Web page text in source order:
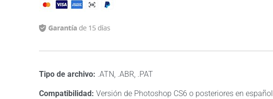
Tipo de archivo: .ATN, .ABR, .PAT
Compatibilidad: Versión de Photoshop CS6 o posteriores en español